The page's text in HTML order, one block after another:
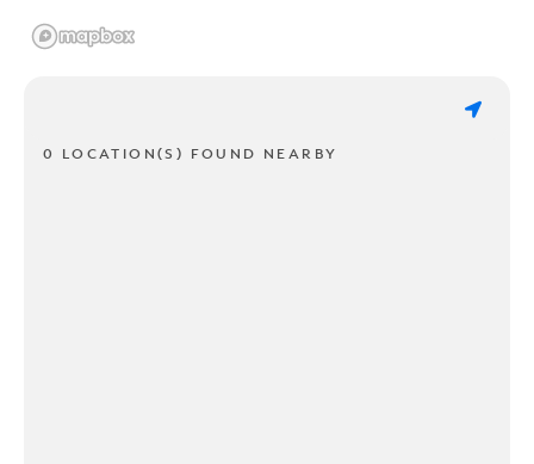
0 LOCATION(S) FOUND NEARBY